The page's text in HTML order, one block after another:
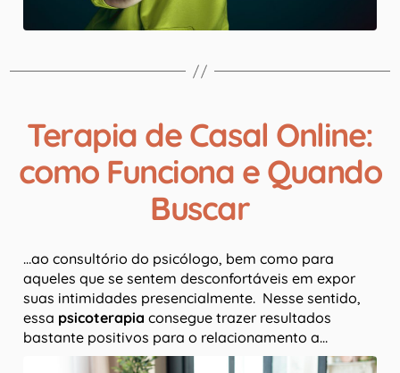
Terapia de Casal Online:
como Funciona e Quando
Buscar
…ao consultório do psicólogo, bem como para
aqueles que se sentem desconfortáveis em expor
suas intimidades presencialmente. Nesse sentido,
essa psicoterapia consegue trazer resultados
bastante positivos para o relacionamento a…